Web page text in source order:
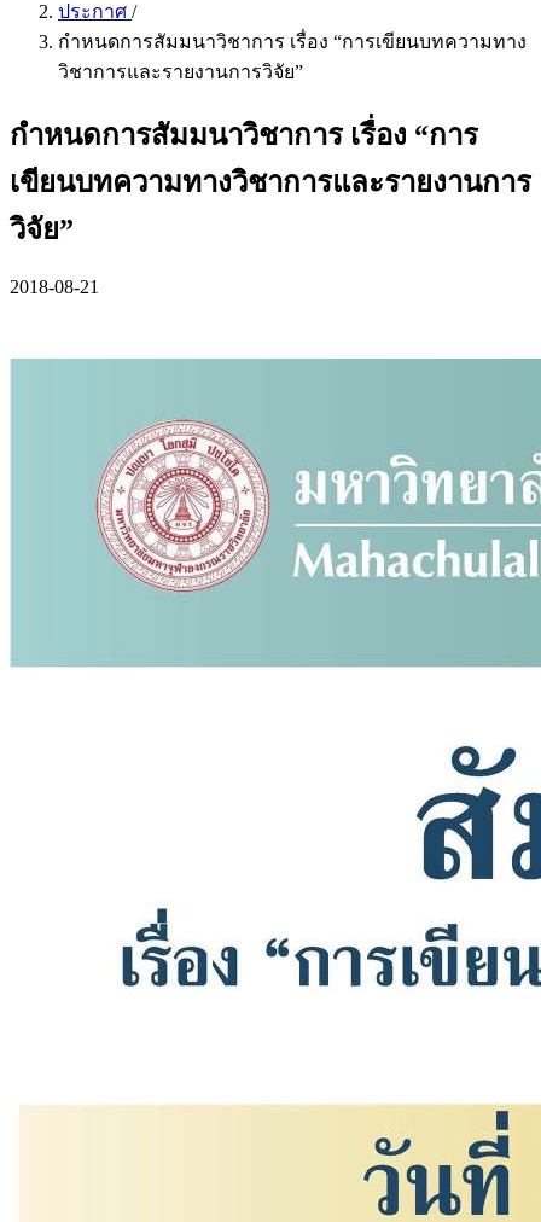
ประกาศ /
กำหนดการสัมมนาวิชาการ เรื่อง “การเขียนบทความทาง
วิชาการและรายงานการวิจัย”
กำหนดการสัมมนาวิชาการ เรื่อง “การ
เขียนบทความทางวิชาการและรายงานการ
วิจัย”
2018-08-21